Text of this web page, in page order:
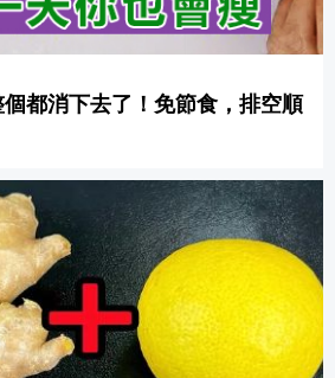
都消下去了！免節食，排空順